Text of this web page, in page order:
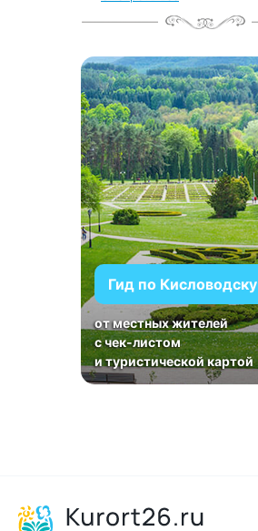
Гид по Кисловодску
от местных жителей
с чек-листом
и туристической картой